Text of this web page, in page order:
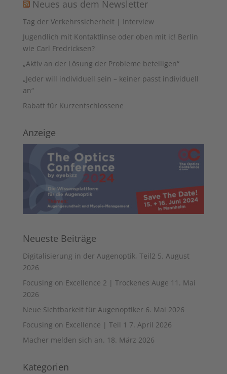
Neues aus dem Newsletter
Tag der Verkehrssicherheit | Interview
Jugendlich mit Kontaktlinse oder oben mit ic! Berlin
wie Carl Fredricksen?
„Aktiv an der Lösung der Probleme beteiligen“
„Jeder will individuell sein – keiner passt individuell
an“
Rabatt für Kurzentschlossene
Anzeige
Neueste Beiträge
Digitalisierung in der Augenoptik, Teil2 5. August
2026
Focusing on Excellence 2 | Trockenes Auge 11. Mai
2026
Neue Sichtbarkeit für Augenoptiker 6. Mai 2026
Focusing on Excellence | Teil 1 7. April 2026
Macher melden sich an. 18. März 2026
Kategorien